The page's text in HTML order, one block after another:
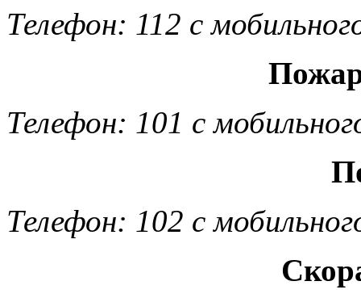
Телефон: 112 с
Телефон: 101 с
Телефон: 102 с